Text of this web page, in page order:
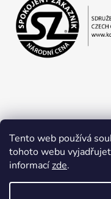
Tento web používá
tohoto webu
informacízde.
Obchodní